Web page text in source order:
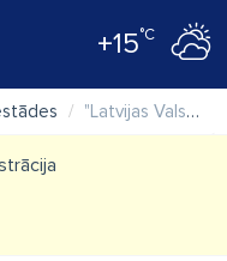
+15°C
"Latvijas Valsts ceļi" VAS, Kurzemes reģiona Saldus nodaļa